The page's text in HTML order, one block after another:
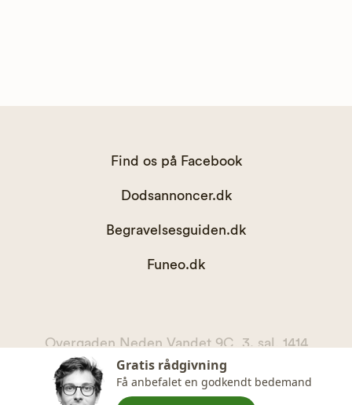
Find os på Facebook
Dodsannoncer.dk
Begravelsesguiden.dk
Funeo.dk
Overgaden Neden Vandet 9C, 3. sal, 1414
København K
kontakt@begravelsesguiden.dk, telefon 71 71 11 00
Gratis rådgivning
Få anbefalet en godkendt bedemand